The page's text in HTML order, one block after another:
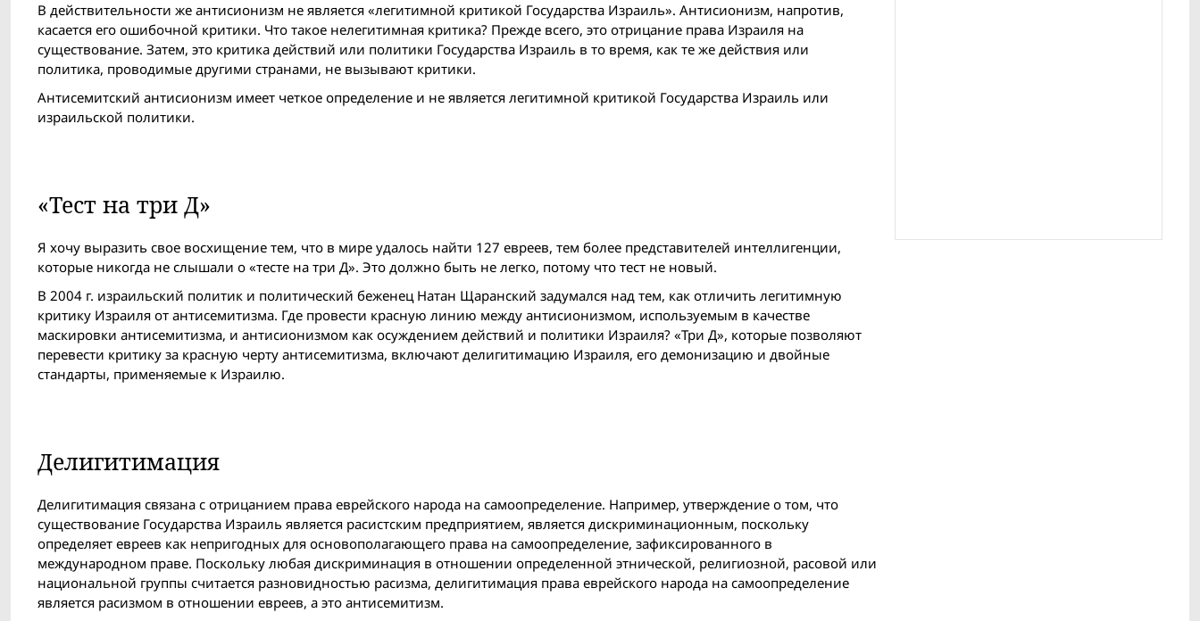
В действительности же антисионизм не является «легитимной критикой Государства Израиль». Антисионизм, напротив,
касается его ошибочной критики. Что такое нелегитимная критика? Прежде всего, это отрицание права Израиля на
существование. Затем, это критика действий или политики Государства Израиль в то время, как те же действия или
политика, проводимые другими странами, не вызывают критики.
Антисемитский антисионизм имеет четкое определение и не является легитимной критикой Государства Израиль или
израильской политики.
«Тест на три Д»
Я хочу выразить свое восхищение тем, что в мире удалось найти 127 евреев, тем более представителей интеллигенции,
которые никогда не слышали о «тесте на три Д». Это должно быть не легко, потому что тест не новый.
В 2004 г. израильский политик и политический беженец Натан Щаранский задумался над тем, как отличить легитимную
критику Израиля от антисемитизма. Где провести красную линию между антисионизмом, используемым в качестве
маскировки антисемитизма, и антисионизмом как осуждением действий и политики Израиля? «Три Д», которые позволяют
перевести критику за красную черту антисемитизма, включают делигитимацию Израиля, его демонизацию и двой­ные
стандарты, применяемые к Израилю.
Делигитимация
Делигитимация связана с отрицанием права еврейского народа на само­определение. Например, утверждение о том, что
существование Государства Израиль является расистским предприятием, является дискриминационным, поскольку
определяет евреев как непригодных для основополагающего права на самоопределение, зафиксированного в
международном праве. Поскольку любая дискриминация в отношении определенной этнической, религиозной, расовой или
национальной группы считается разновидностью расизма, делигитимация права еврейского народа на самоопределение
является расизмом в отношении евреев, а это антисемитизм.